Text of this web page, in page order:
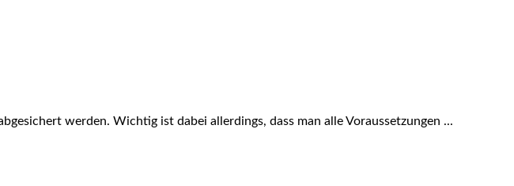
werden. Wichtig ist dabei allerdings, dass man alle Voraussetzungen ...